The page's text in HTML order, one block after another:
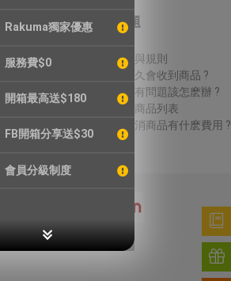
Rakuma獨家優惠
服務費$0
開箱最高送$180
FB開箱分享送$30
會員分級制度
常見問題
議價方式與規則
結標後多久會收到商品 ?
收到商品有問題該怎麽辦 ?
無法進口商品列表
得標後取消商品有什麽費用 ?